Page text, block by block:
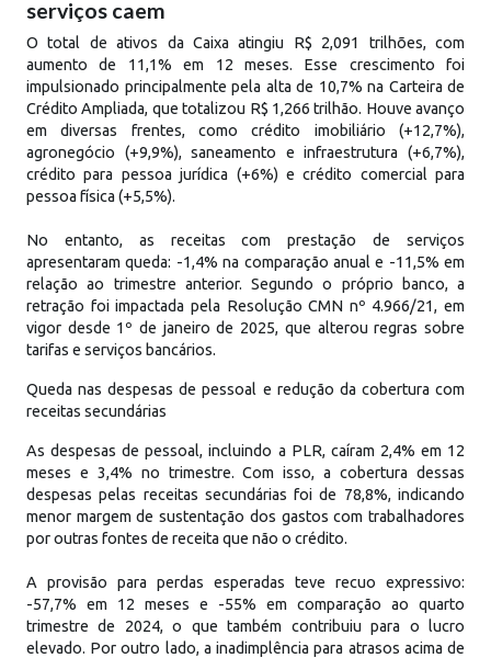
serviços caem
O total de ativos da Caixa atingiu R$ 2,091 trilhões, com
aumento de 11,1% em 12 meses. Esse crescimento foi
impulsionado principalmente pela alta de 10,7% na Carteira de
Crédito Ampliada, que totalizou R$ 1,266 trilhão. Houve avanço
em diversas frentes, como crédito imobiliário (+12,7%),
agronegócio (+9,9%), saneamento e infraestrutura (+6,7%),
crédito para pessoa jurídica (+6%) e crédito comercial para
pessoa física (+5,5%).
No entanto, as receitas com prestação de serviços
apresentaram queda: -1,4% na comparação anual e -11,5% em
relação ao trimestre anterior. Segundo o próprio banco, a
retração foi impactada pela Resolução CMN nº 4.966/21, em
vigor desde 1º de janeiro de 2025, que alterou regras sobre
tarifas e serviços bancários.
Queda nas despesas de pessoal e redução da cobertura com
receitas secundárias
As despesas de pessoal, incluindo a PLR, caíram 2,4% em 12
meses e 3,4% no trimestre. Com isso, a cobertura dessas
despesas pelas receitas secundárias foi de 78,8%, indicando
menor margem de sustentação dos gastos com trabalhadores
por outras fontes de receita que não o crédito.
A provisão para perdas esperadas teve recuo expressivo:
-57,7% em 12 meses e -55% em comparação ao quarto
trimestre de 2024, o que também contribuiu para o lucro
elevado. Por outro lado, a inadimplência para atrasos acima de